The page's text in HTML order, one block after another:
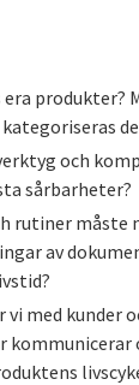
produkter?
och
sårbarheter?
rutiner måste
av
med kunder
kommunicerar